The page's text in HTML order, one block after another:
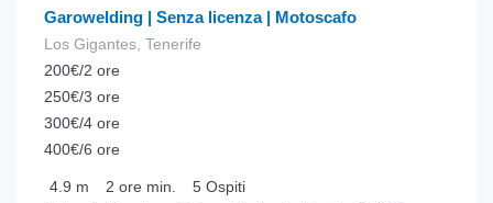
Garowelding | Senza licenza | Motoscafo
Los Gigantes, Tenerife
200€/2 ore
250€/3 ore
300€/4 ore
400€/6 ore
4.9 m 2 ore min. 5 Ospiti